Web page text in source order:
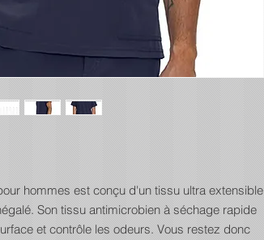
hommes est conçu d'un tissu ultra extensible
Son tissu antimicrobien à séchage rapide
et contrôle les odeurs. Vous restez donc